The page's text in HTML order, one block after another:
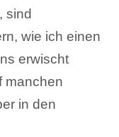
sind
wie ich einen
erwischt
manchen
in den